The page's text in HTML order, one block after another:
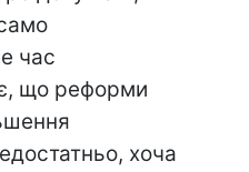
час
що реформи
хоча